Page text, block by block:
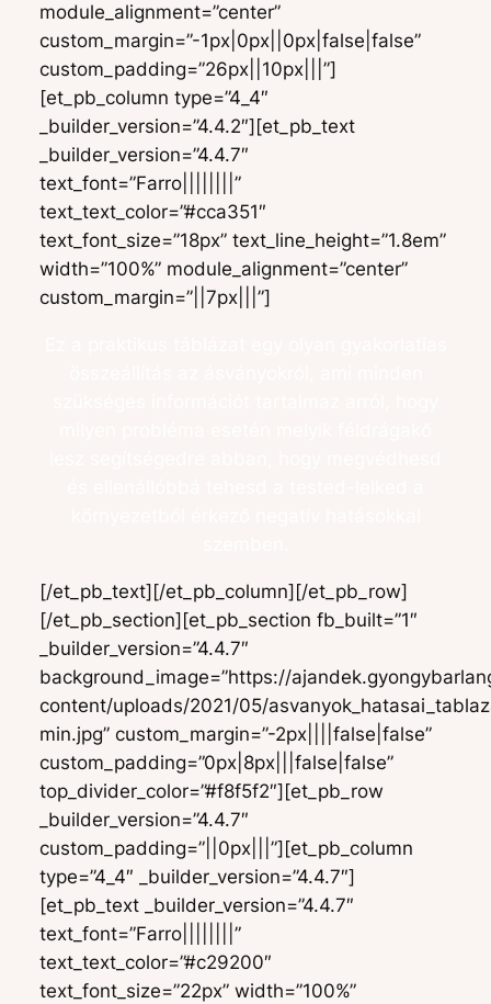
module_alignment=”center”
custom_margin=”-1px|0px||0px|false|false”
custom_padding=”26px||10px|||”]
[et_pb_column type=”4_4″
_builder_version=”4.4.2″][et_pb_text
_builder_version=”4.4.7″
text_font=”Farro||||||||”
text_text_color=”#cca351″
text_font_size=”18px” text_line_height=”1.8em”
width=”100%” module_alignment=”center”
custom_margin=”||7px|||”]
[/et_pb_text][/et_pb_column][/et_pb_row]
[/et_pb_section][et_pb_section fb_built=”1″
_builder_version=”4.4.7″
background_image=”https://
content/uploads/2021/05/
min.jpg” custom_margin=”-2px||||false|false”
custom_padding=”0px|8px|||false|false”
top_divider_color=”#f8f5f2″][et_pb_row
_builder_version=”4.4.7″
custom_padding=”||0px|||”][et_pb_column
type=”4_4″ _builder_version=”4.4.7″]
[et_pb_text _builder_version=”4.4.7″
text_font=”Farro||||||||”
text_text_color=”#c29200″
text_font_size=”22px” width=”100%”